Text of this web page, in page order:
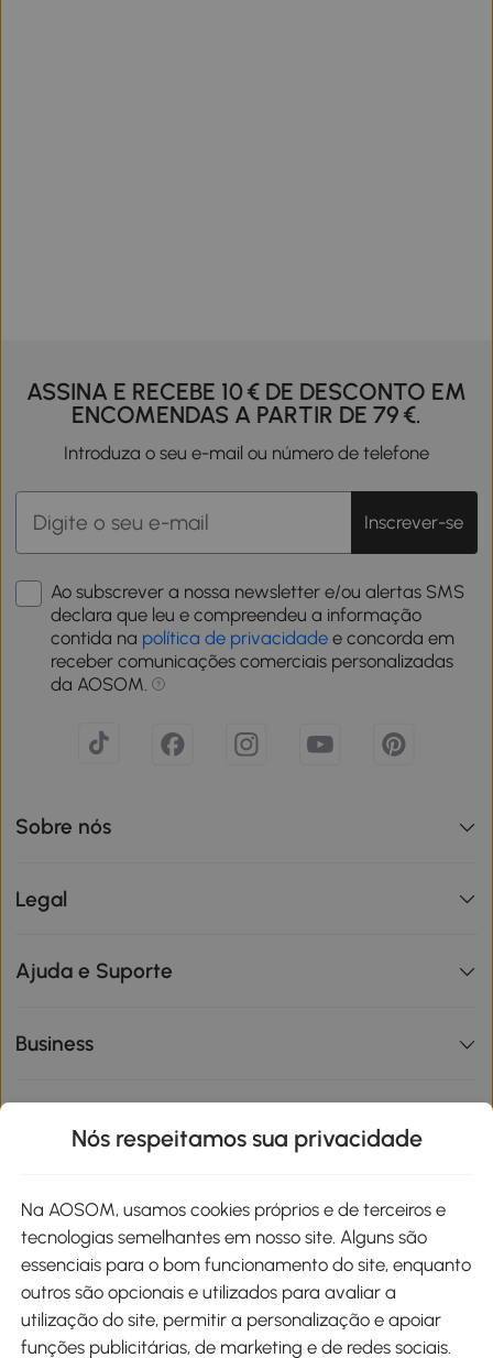
ASSINA E RECEBE 10 € DE DESCONTO EM
ENCOMENDAS A PARTIR DE 79 €.
Introduza o seu e-mail ou número de telefone
Inscrever-se
Ao subscrever a nossa newsletter e/ou alertas SMS
declara que leu e compreendeu a informação
contida na política de privacidade e concorda em
receber comunicações comerciais personalizadas
da AOSOM.
Sobre nós
Legal
Ajuda e Suporte
Business
Métodos de pagamento
Nós respeitamos sua privacidade
Na AOSOM, usamos cookies próprios e de terceiros e
tecnologias semelhantes em nosso site. Alguns são
essenciais para o bom funcionamento do site, enquanto
outros são opcionais e utilizados para avaliar a
utilização do site, permitir a personalização e apoiar
funções publicitárias, de marketing e de redes sociais.